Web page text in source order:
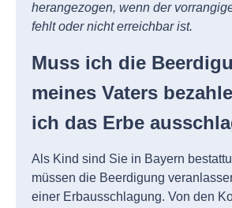
herangezogen, wenn der
fehlt oder nicht erreichbar ist.
Muss ich die
meines Vaters
ich das Erbe
Als Kind sind Sie in Bayern
müssen die Beerdigung
einer Erbausschlagung. Von den